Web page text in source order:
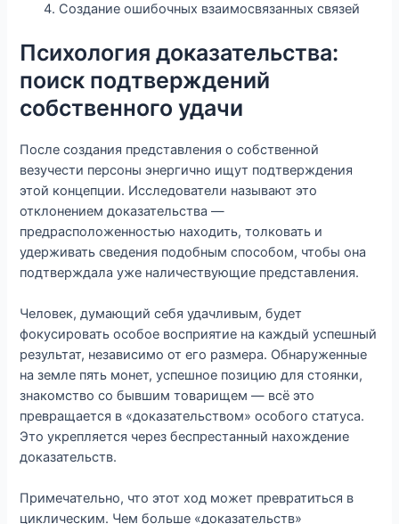
Создание ошибочных взаимосвязанных связей
Психология доказательства:
поиск подтверждений
собственного удачи
После создания представления о собственной
везучести персоны энергично ищут подтверждения
этой концепции. Исследователи называют это
отклонением доказательства —
предрасположенностью находить, толковать и
удерживать сведения подобным способом, чтобы она
подтверждала уже наличествующие представления.
Человек, думающий себя удачливым, будет
фокусировать особое восприятие на каждый успешный
результат, независимо от его размера. Обнаруженные
на земле пять монет, успешное позицию для стоянки,
знакомство со бывшим товарищем — всё это
превращается в «доказательством» особого статуса.
Это укрепляется через беспрестанный нахождение
доказательств.
Примечательно, что этот ход может превратиться в
циклическим. Чем больше «доказательств»